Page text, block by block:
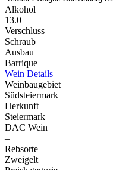
Alkohol
13.0
Verschluss
Schraub
Ausbau
Barrique
Wein Details
Weinbaugebiet
Südsteiermark
Herkunft
Steiermark
DAC Wein
–
Rebsorte
Zweigelt